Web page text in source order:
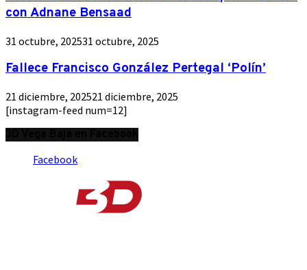
con Adnane Bensaad
31 octubre, 202531 octubre, 2025
Fallece Francisco González Pertegal ‘Polín’
21 diciembre, 202521 diciembre, 2025
[instagram-feed num=12]
Facebook